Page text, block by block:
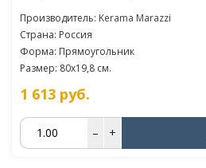
Производитель: Kerama Marazzi
Страна: Россия
Форма: Прямоугольник
Размер: 80x19,8 см.
1 613 руб.
– +